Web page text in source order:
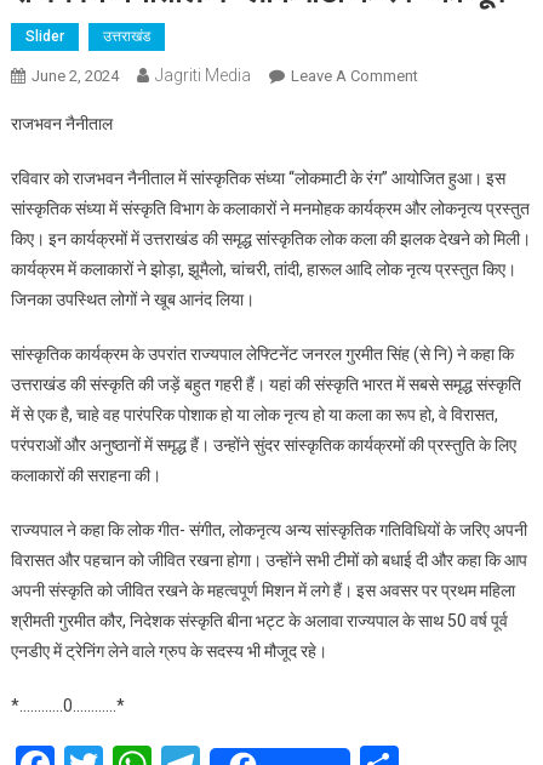
Slider उत्तराखंड
June 2, 2024 Jagriti Media Leave A CommentOn
“लोकमाटी
के
रंग’’
की
राजभवन नैनीताल
रविवार को राजभवन नैनीताल में सांस्कृतिक संध्या ‘‘लोकमाटी के रंग’’ आयोजित हुआ। इस
सांस्कृतिक संध्या में संस्कृति विभाग के कलाकारों ने मनमोहक कार्यक्रम और लोकनृत्य प्रस्तुत
किए। इन कार्यक्रमों में उत्तराखंड की समृद्ध सांस्कृतिक लोक कला की झलक देखने को मिली।
कार्यक्रम में कलाकारों ने झोड़ा, झूमैलो, चांचरी, तांदी, हारूल आदि लोक नृत्य प्रस्तुत किए।
जिनका उपस्थित लोगों ने खूब आनंद लिया।
सांस्कृतिक कार्यक्रम के उपरांत राज्यपाल लेफ्टिनेंट जनरल गुरमीत सिंह (से नि) ने कहा कि
उत्तराखंड की संस्कृति की जड़ें बहुत गहरी हैं। यहां की संस्कृति भारत में सबसे समृद्ध संस्कृति
में से एक है, चाहे वह पारंपरिक पोशाक हो या लोक नृत्य हो या कला का रूप हो, वे विरासत,
परंपराओं और अनुष्ठानों में समृद्ध हैं। उन्होंने सुंदर सांस्कृतिक कार्यक्रमों की प्रस्तुति के लिए
कलाकारों की सराहना की।
राज्यपाल ने कहा कि लोक गीत- संगीत, लोकनृत्य अन्य सांस्कृतिक गतिविधियों के जरिए अपनी
विरासत और पहचान को जीवित रखना होगा। उन्होंने सभी टीमों को बधाई दी और कहा कि आप
अपनी संस्कृति को जीवित रखने के महत्वपूर्ण मिशन में लगे हैं। इस अवसर पर प्रथम महिला
श्रीमती गुरमीत कौर, निदेशक संस्कृति बीना भट्ट के अलावा राज्यपाल के साथ 50 वर्ष पूर्व
एनडीए में ट्रेनिंग लेने वाले ग्रुप के सदस्य भी मौजूद रहे।
*…………0…………*